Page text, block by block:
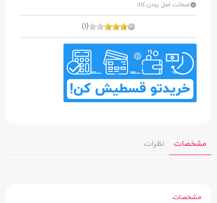
ضمانت اصل بودن کالا
(1)
مشخصات نظرات
مشخصات